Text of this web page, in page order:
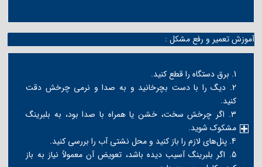
آموزش تعمیر و رفع مشکل :
1. برق دستگاه را قطع کنید.
2. دیگ را با دست بچرخانید و به صدا و نرمی چرخش دقت
کنید.
3. اگر چرخش سخت، خشن یا همراه با صدا بود، به بلبرینگ
مشکوک شوید.
4. پنل‌های لازم را باز کنید و محل نشتی آب را بررسی کنید.
5. اگر بلبرینگ آسیب دیده باشد، تعویض آن معمولاً نیاز به باز